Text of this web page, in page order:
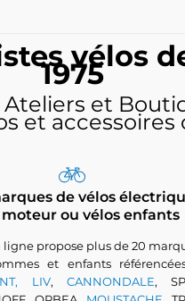
vélos
1975
Ateliers et
et accessoires
de vélos
moteur ou vélos enfants
propose plus de 20
et enfants
LIV, CANNONDALE,